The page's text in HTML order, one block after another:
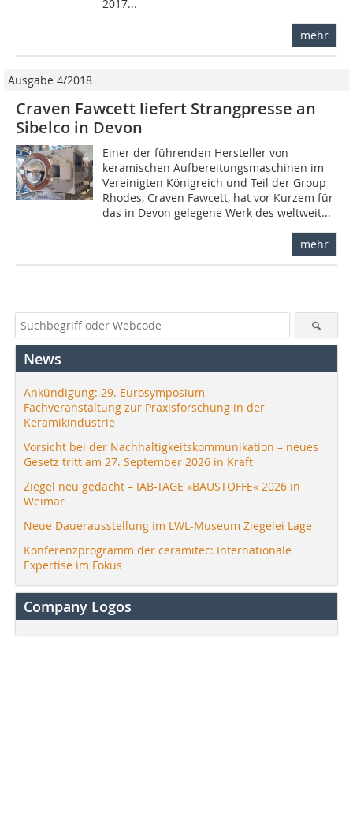
2017...
mehr
Ausgabe 4/2018
Craven Fawcett liefert Strangpresse an
Sibelco in Devon
Einer der führenden Hersteller von
keramischen Aufbereitungsmaschinen im
Vereinigten Königreich und Teil der Group
Rhodes, Craven Fawcett, hat vor Kurzem für
das in Devon gelegene Werk des weltweit...
mehr
News
Ankündigung: 29. Eurosymposium –
Fachveranstaltung zur Praxisforschung in der
Keramikindustrie
Vorsicht bei der Nachhaltigkeitskommunikation – neues
Gesetz tritt am 27. September 2026 in Kraft
Ziegel neu gedacht – IAB-TAGE »BAUSTOFFE« 2026 in
Weimar
Neue Dauerausstellung im LWL-Museum Ziegelei Lage
Konferenzprogramm der ceramitec: Internationale
Expertise im Fokus
Company Logos